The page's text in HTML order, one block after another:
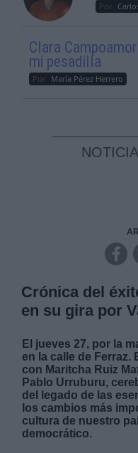
Por
Clara
mi pesadilla
Por María Pérez Herrero
Crónica del
en su gira por
El jueves 27, por la
en la calle de Ferraz.
con Maritcha Ruiz
Pablo Urruburu,
del legado de las
los cambios más
cultura de nuestro
democrático.